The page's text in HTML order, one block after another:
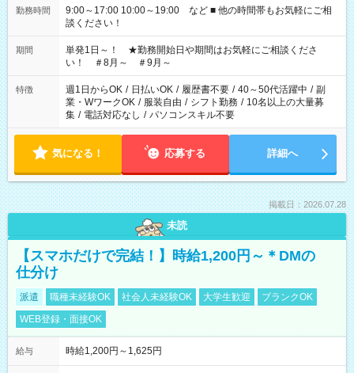
勤務時間
9:00～17:00 10:00～19:00 など ■ 他の時間帯もお気軽にご相
談ください！
期間
単発1日～！ ★勤務開始日や期間はお気軽にご相談くださ
い！ ＃8月～ ＃9月～
特徴 週1日からOK / 日払いOK / 履歴書不要 / 40～50代活躍中 / 副
業・WワークOK / 服装自由 / シフト勤務 / 10名以上の大量募
集 / 電話対応なし / パソコンスキル不要
気になる！ 応募する 詳細へ
掲載日：2026.07.28
未読
【スマホだけで完結！】時給1,200円～＊DMの
仕分け
派遣 職種未経験OK 社会人未経験OK 大学生歓迎
ブランクOK
WEB登録・面接OK
給与 時給1,200円～1,625円